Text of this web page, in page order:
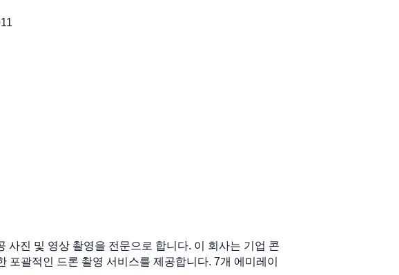
진 및 영상 촬영을 전문으로 합니다. 이 회사는 기업 콘
괄적인 드론 촬영 서비스를 제공합니다. 7개 에미레이